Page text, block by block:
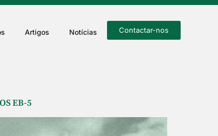
Artigos Notícias Contactar-nos
EB-5